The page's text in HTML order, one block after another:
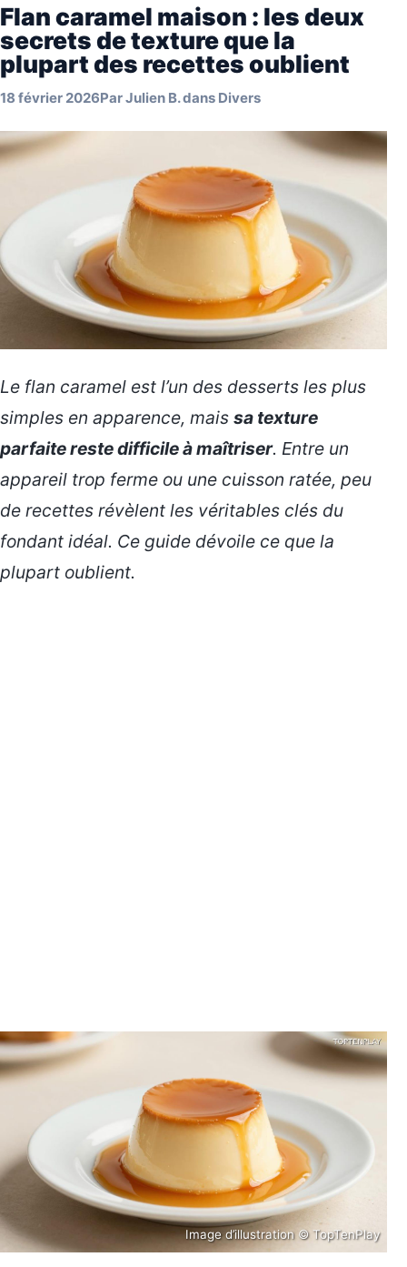
Flan caramel maison : les deux
secrets de texture que la
plupart des recettes oublient
18 février 2026ParJulien B.dans Divers
Le flan caramel est l’un des desserts les plus
simples en apparence, mais sa texture
parfaite reste difficile à maîtriser. Entre un
appareil trop ferme ou une cuisson ratée, peu
de recettes révèlent les véritables clés du
fondant idéal. Ce guide dévoile ce que la
plupart oublient.
Image d’illustration © TopTenPlay